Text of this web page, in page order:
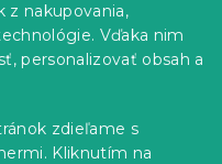
z nakupovania,
Vďaka nim
personalizovať obsah a
zdieľame s
Kliknutím na